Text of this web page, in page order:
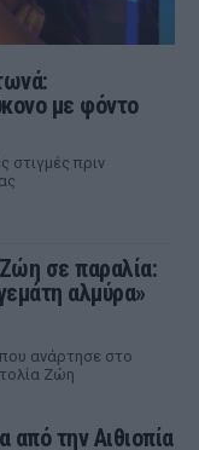
με φόντο
στιγμές πριν
σε παραλία:
αλμύρα»
ανάρτησε στο
Ζώη
από την Αιθιοπία